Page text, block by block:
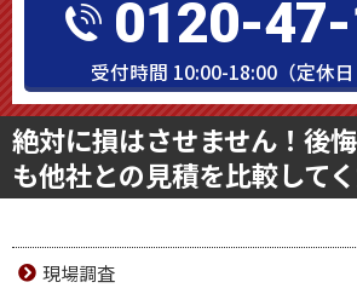
0120-
受付時間 10:00-18:00（定休日
絶対に損はさせません！後
も他社との見積を比較して
現場調査